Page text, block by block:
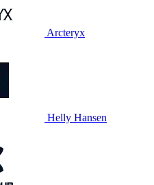
Arcteryx
Helly Hansen